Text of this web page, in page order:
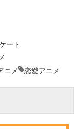
ート
ニメ 恋愛アニメ